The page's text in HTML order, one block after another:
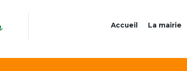
Accueil La mairie